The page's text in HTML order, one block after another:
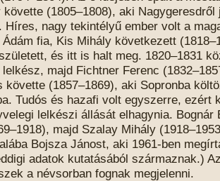
(1805–1808), aki Nagygeresdről
Híres, nagy tekintélyű ember volt a
fia, Kis Mihály következett
és itt is halt meg. 1820–1831
majd Fichtner Ferenc
követte (1857–1869), aki Sopronba
Tudós és hazafi volt egyszerre, ezért
lelkészi állását elhagynia. Bognár
majd Szalay Mihály
Bojsza Jánost, aki 1961-ben
adatok kutatásából származnak.)
a névsorban fognak megjelenni.